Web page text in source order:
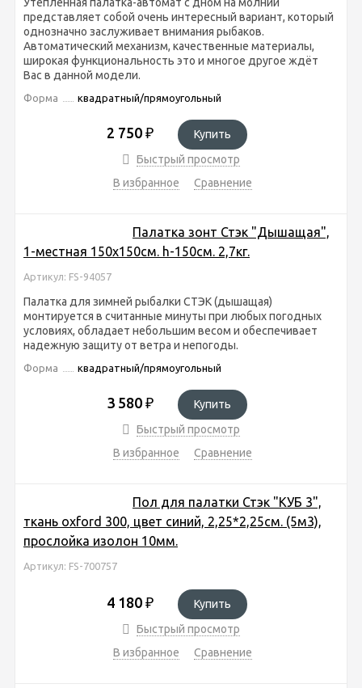
представляет собой очень интересный вариант, который
однозначно заслуживает внимания рыбаков.
Автоматический механизм, качественные материалы,
широкая функциональность это и многое другое ждёт
Вас в данной модели.
Форма квадратный/прямоугольный
2 750 ₽
Купить
Быстрый просмотр
В избранное
Сравнение
Палатка зонт Стэк "Дышащая",
1-местная 150х150см. h-150см. 2,7кг.
Артикул: FS-94057
Палатка для зимней рыбалки СТЭК (дышащая)
монтируется в считанные минуты при любых погодных
условиях, обладает небольшим весом и обеспечивает
надежную защиту от ветра и непогоды.
Форма квадратный/прямоугольный
3 580 ₽
Купить
Быстрый просмотр
В избранное
Сравнение
Пол для палатки Стэк "КУБ 3",
ткань oxford 300, цвет синий, 2,25*2,25см. (5м3),
прослойка изолон 10мм.
Артикул: FS-700757
4 180 ₽
Купить
Быстрый просмотр
В избранное
Сравнение